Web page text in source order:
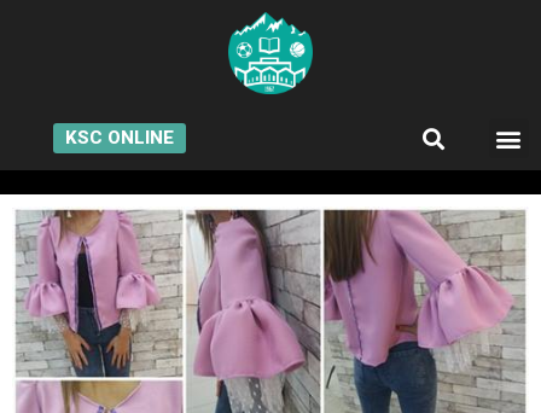
KSC ONLINE